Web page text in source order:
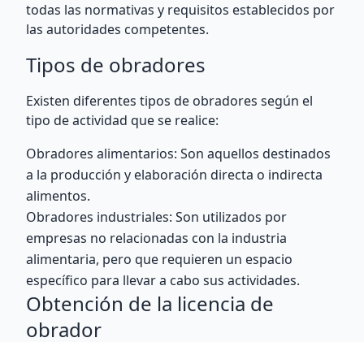
todas las normativas y requisitos establecidos por
las autoridades competentes.
Tipos de obradores
Existen diferentes tipos de obradores según el
tipo de actividad que se realice:
Obradores alimentarios: Son aquellos destinados
a la producción y elaboración directa o indirecta
alimentos.
Obradores industriales: Son utilizados por
empresas no relacionadas con la industria
alimentaria, pero que requieren un espacio
específico para llevar a cabo sus actividades.
Obtención de la licencia de
obrador